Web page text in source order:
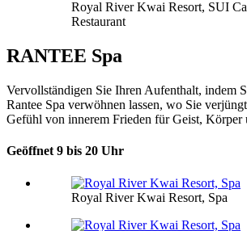
Royal River Kwai Resort, SUI
Restaurant
RANTEE Spa
Vervollständigen Sie Ihren Aufenthalt, indem
Rantee Spa verwöhnen lassen, wo Sie
Gefühl von innerem Frieden für Geist, Körper
Geöffnet 9 bis 20 Uhr
Royal River Kwai Resort, Spa